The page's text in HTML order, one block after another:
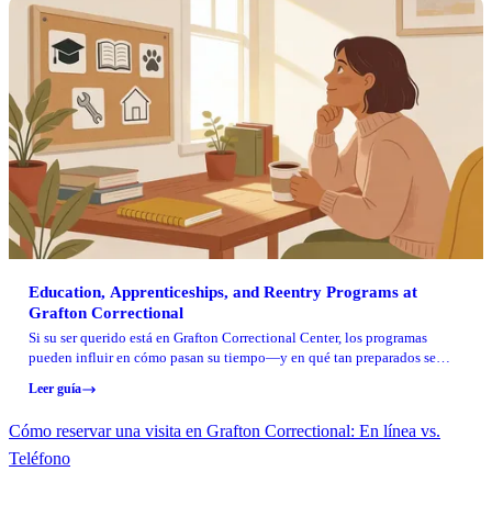
Education, Apprenticeships, and Reentry Programs at
Grafton Correctional
Si su ser querido está en Grafton Correctional Center, los programas
pueden influir en cómo pasan su tiempo—y en qué tan preparados se
práctico de la educación, la formación laboral, los servicios de
especializado disponibles en Grafton.
Leer guía
Cómo reservar una visita en Grafton Correctional: En línea vs.
Teléfono